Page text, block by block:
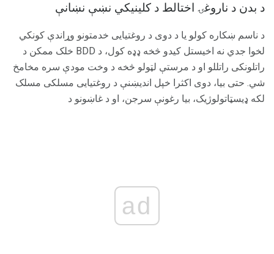
د بدن د ناروغۍ اختالط د کلینیکي نښې نښانې
د ناسم ښکاره کولو یا د دوی د روغتیایی خدمتونو وړاندې کونکي
لخوا جدي نه اخیستل کیدو څخه ډډه کول، د BDD خلک ممکن د
راتلونکی راتللو او د مرستې لټولو څخه د وخت مودې سره مخامخ
شي. حتی بیا، دوی اکثرا خپل اندیښنې د روغتیایی مسلکی مسلک
لکه ډیسټاتولوژیک، بیا رغونې سرجن، او د غاښونو د
ad